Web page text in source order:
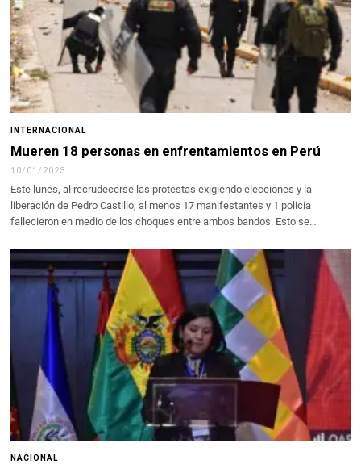
INTERNACIONAL
Mueren 18 personas en enfrentamientos en Perú
10/01/2023
Este lunes, al recrudecerse las protestas exigiendo elecciones y la
liberación de Pedro Castillo, al menos 17 manifestantes y 1 policía
fallecieron en medio de los choques entre ambos bandos. Esto se…
NACIONAL